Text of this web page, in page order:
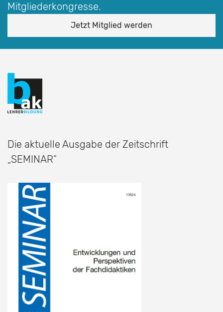
Mitgliederkongresse.
Jetzt Mitglied werden
Die aktuelle Ausgabe der Zeitschrift
„SEMINAR“